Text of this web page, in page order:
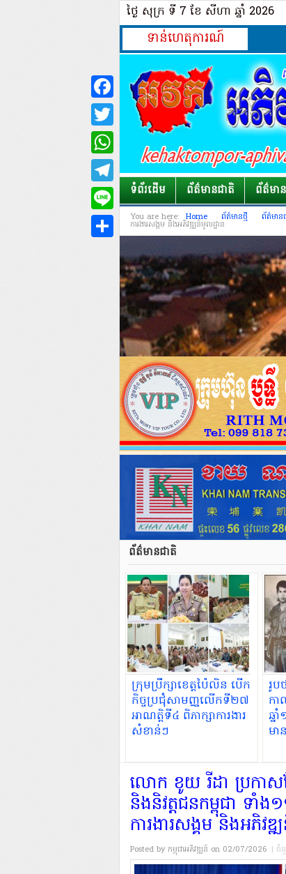
ថ្ងៃ សុក្រ ទី 7​ ខែ សីហា ឆ្នាំ 2026
ទាន់ហេតុការណ៍
ទំព័រដើម ព័ត៌មានជាតិ ព័ត៌មាន
You are here: Home ព័ត៌មានថ្មី ព័ត៌មាន
ការងារសង្គម និងអភិវឌ្ឍន៍មូលដ្ឋាន
ព័ត៌មានជាតិ
ក្រុមប្រឹក្សាខេត្តប៉ៃលិន បើក
កិច្ចប្រជុំសាមញ្ញលើកទី២៧
អាណត្តិទី៤ ពិភាក្សាការងារ
សំខាន់ៗ
រូ
កា
ឆ្ន
មា
លោក ខូយ រីដា ប្រកា
និងនិវត្តជនកម្ពុជា ទាំ
ការងារសង្គម និងអភិវឌ្
Posted by កម្ពុជាអភិវឌ្ឍន៍ on 02/07/2026 | ចំ
Facebook
Twitter
WhatsApp
Telegram
Line
Share